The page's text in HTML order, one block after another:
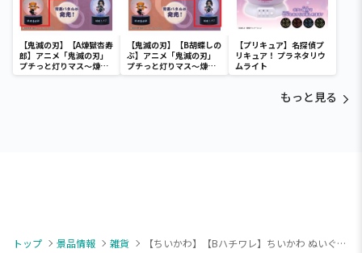
【鬼滅の刃】【A煉獄杏寿
郎】アニメ「鬼滅の刃」
プチっと灯りマス～煉獄
杏寿郎・胡蝶しのぶ～
【鬼滅の刃】【B胡蝶しの
ぶ】アニメ「鬼滅の刃」
プチっと灯りマス～煉獄
杏寿郎・胡蝶しのぶ～
【プリキュア】名探偵プ
リキュア！ プラネタリウ
ムライト
もっと見る
トップ 景品情報 雑貨
【ちいかわ】【Bハチワレ】ちいかわ ぬいぐるみシュシュ